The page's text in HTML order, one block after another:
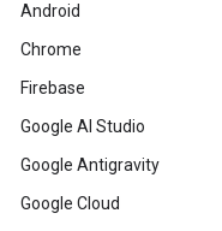
Android
Chrome
Firebase
Google AI Studio
Google Antigravity
Google Cloud